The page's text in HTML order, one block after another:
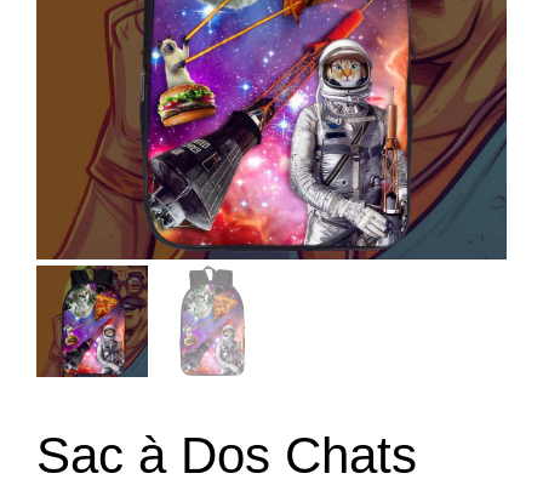
Sac à Dos Chats